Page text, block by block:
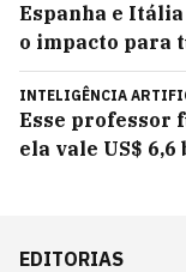
Espanha e
o impacto para
INTELIGÊNCIA
Esse professor
ela vale US$ 6,6
EDITORIAS